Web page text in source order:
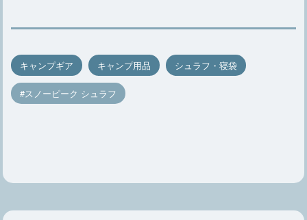
キャンプギア キャンプ用品 シュラフ・寝袋
スノーピーク シュラフ